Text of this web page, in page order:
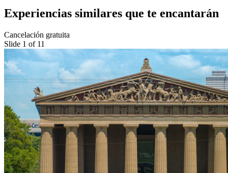
Experiencias similares que te encantarán
Cancelación gratuita
Slide 1 of 11